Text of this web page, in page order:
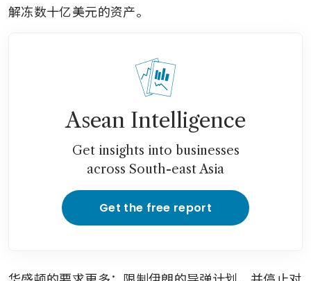
解冻数十亿美元的资产。
Asean Intelligence
Get insights into businesses
across South-east Asia
Get the free report